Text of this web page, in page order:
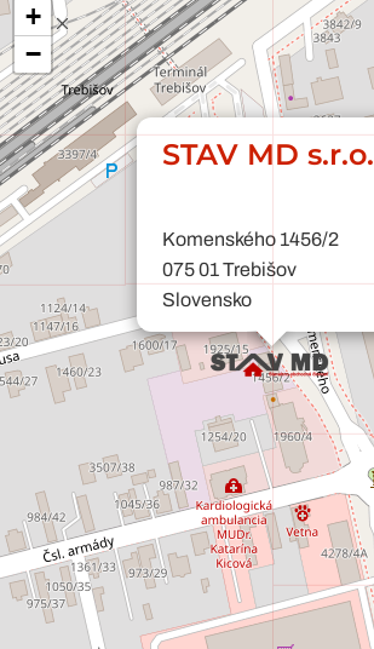
STAV MD s.r.o.
Komenského 1456/2
075 01 Trebišov
Slovensko
+
−